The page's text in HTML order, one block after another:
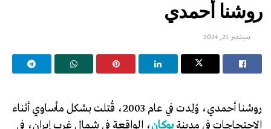
روشنا أحمدي
سبتمبر 21, 2024
روشنا أحمدي، وُلِدت في عام 2003، قُتلت بشكل مأساوي أثناء
الاحتجاجات في مدينةبوكان، الواقعة في شمال غرب إيران، في